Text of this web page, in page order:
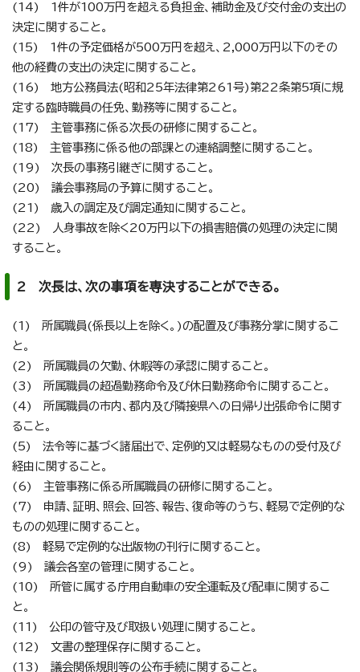
(14) 1件が100万円を超える負担金、補助金及び交付金の支出の
決定に関すること。
(15) 1件の予定価格が500万円を超え、2,000万円以下のその
他の経費の支出の決定に関すること。
(16) 地方公務員法(昭和25年法律第261号)第22条第5項に規
定する臨時職員の任免、勤務等に関すること。
(17) 主管事務に係る次長の研修に関すること。
(18) 主管事務に係る他の部課との連絡調整に関すること。
(19) 次長の事務引継ぎに関すること。
(20) 議会事務局の予算に関すること。
(21) 歳入の調定及び調定通知に関すること。
(22) 人身事故を除く20万円以下の損害賠償の処理の決定に関
すること。
2 次長は、次の事項を専決することができる。
(1) 所属職員(係長以上を除く。)の配置及び事務分掌に関するこ
と。
(2) 所属職員の欠勤、休暇等の承認に関すること。
(3) 所属職員の超過勤務命令及び休日勤務命令に関すること。
(4) 所属職員の市内、都内及び隣接県への日帰り出張命令に関す
ること。
(5) 法令等に基づく諸届出で、定例的又は軽易なものの受付及び
経由に関すること。
(6) 主管事務に係る所属職員の研修に関すること。
(7) 申請、証明、照会、回答、報告、復命等のうち、軽易で定例的な
ものの処理に関すること。
(8) 軽易で定例的な出版物の刊行に関すること。
(9) 議会各室の管理に関すること。
(10) 所管に属する庁用自動車の安全運転及び配車に関するこ
と。
(11) 公印の管守及び取扱い処理に関すること。
(12) 文書の整理保存に関すること。
(13) 議会関係規則等の公布手続に関すること。